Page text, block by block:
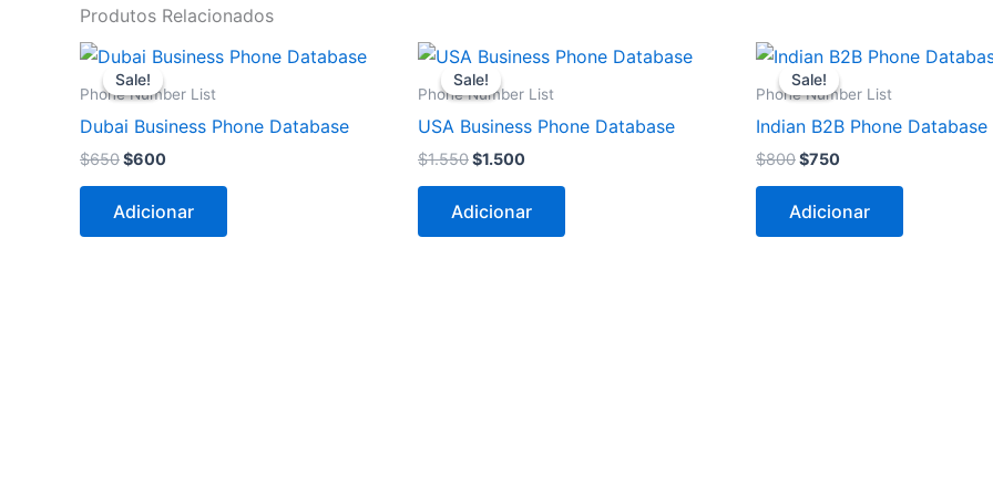
Produtos Relacionados
Sale!
Sale!
Phone Number List
Dubai Business Phone Database
$650
O
preço
original
$650.
$600
O
preço
atual
$600.
Adicionar
Sale!
Sale!
Phone Number List
USA Business Phone Database
$1.550
O
preço
original
$1.550.
$1.500
O
preço
atual
$1.500.
Adicionar
Sale!
Sale!
Phone Number List
Indian B2B Phone Database
$800
O
preço
original
$800.
$750
O
atual
$750.
Adicionar